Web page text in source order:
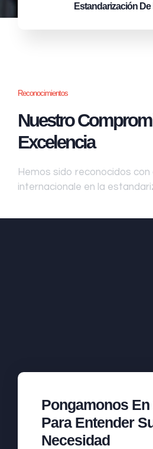
Estandarización
Reconocimientos
Nuestro
Excelencia
Hemos sido reconocidos
internacionale en la
Pongamonos
Para Entender
Necesidad